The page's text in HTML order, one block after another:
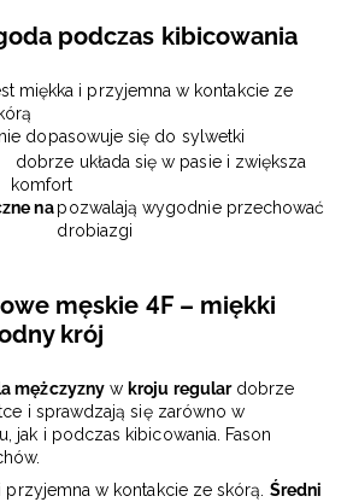
podczas kibicowania
miękka i przyjemna w kontakcie ze
dopasowuje się do sylwetki
dobrze układa się w pasie i zwiększa
komfort
na pozwalają wygodnie przechować
drobiazgi
męskie 4F – miękki
krój
mężczyznyw kroju regulardobrze
i sprawdzają się zarówno w
jak i podczas kibicowania. Fason
przyjemna w kontakcie ze skórą. Średni